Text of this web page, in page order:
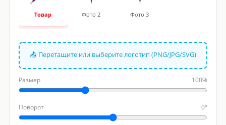
Товар Фото 2 Фото 3
📤 Перетащите или выберите логотип (PNG/JPG/SVG)
Размер 100%
Поворот 0°